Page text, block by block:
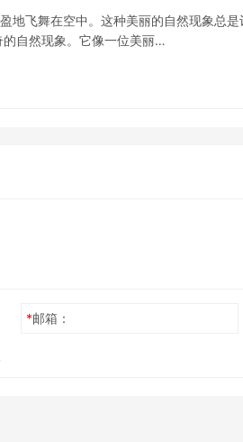
地飞舞在空中。这种美丽的自然现象总
自然现象。它像一位美丽…
*邮箱：